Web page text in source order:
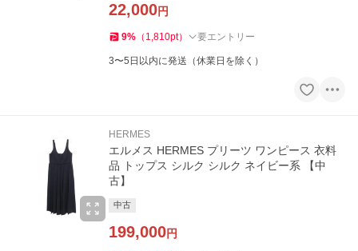
22,000円
9% （ 1,810pt） 要エントリー
3〜5日以内に発送（休業日を除く）
HERMES
エルメス HERMES プリーツ ワンピース 衣料
品 トップス シルク シルク ネイビー系 【中
古】
中古
199,000円